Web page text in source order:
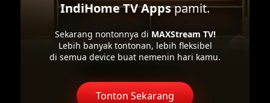
IndiHome TV Appspamit.
Sekarang nontonnya di MAXStream TV!
Lebih banyak tontonan, lebih fleksibel
di semua device buat nemenin hari kamu.
Tonton Sekarang